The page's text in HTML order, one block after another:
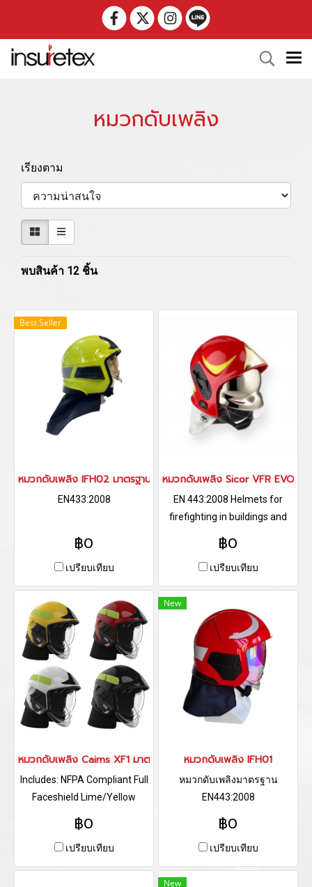
หมวกดับเพลิง
เรียงตาม
พบสินค้า 12 ชิ้น
Best Seller
หมวกดับเพลิง IFH02 มาตรฐานยุโรป EN433:2008
EN433:2008
฿0
เปรียบเทียบ
หมวกดับเพลิง Sicor VFR EVO
EN 443:2008 Helmets for
firefighting in buildings and
฿0
เปรียบเทียบ
หมวกดับเพลิง Cairns XF1 มาตรฐาน NFPA 1971-2018 edition
Includes: NFPA Compliant Full
Faceshield Lime/Yellow
Front Plate Black Nomex Ear
Lap Note: Accessories shown
on helmet are available
฿0
เปรียบเทียบ
New
หมวกดับเพลิง IFH01
หมวกดับเพลิงมาตรฐาน
EN443:2008
฿0
เปรียบเทียบ
New